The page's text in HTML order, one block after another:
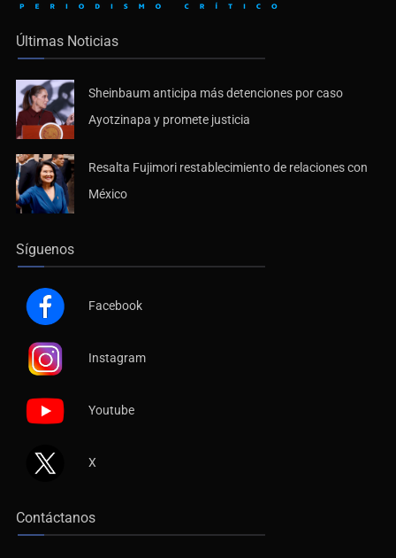
Últimas Noticias
Sheinbaum anticipa más detenciones por caso
Ayotzinapa y promete justicia
Resalta Fujimori restablecimiento de relaciones con
México
Síguenos
Facebook
Instagram
Youtube
X
Contáctanos